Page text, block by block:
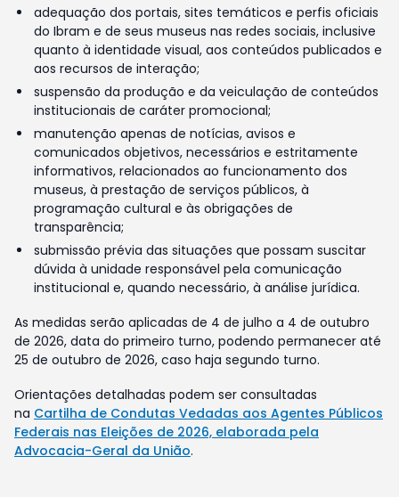
adequação dos portais, sites temáticos e perfis oficiais
do Ibram e de seus museus nas redes sociais, inclusive
quanto à identidade visual, aos conteúdos publicados e
aos recursos de interação;
suspensão da produção e da veiculação de conteúdos
institucionais de caráter promocional;
manutenção apenas de notícias, avisos e
comunicados objetivos, necessários e estritamente
informativos, relacionados ao funcionamento dos
museus, à prestação de serviços públicos, à
programação cultural e às obrigações de
transparência;
submissão prévia das situações que possam suscitar
dúvida à unidade responsável pela comunicação
institucional e, quando necessário, à análise jurídica.
As medidas serão aplicadas de 4 de julho a 4 de outubro
de 2026, data do primeiro turno, podendo permanecer até
25 de outubro de 2026, caso haja segundo turno.
Orientações detalhadas podem ser consultadas
na Cartilha de Condutas Vedadas aos Agentes Públicos
Federais nas Eleições de 2026, elaborada pela
Advocacia-Geral da União.